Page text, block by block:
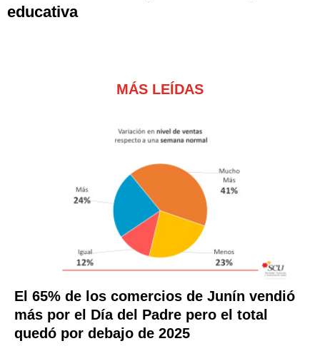
educativa
MÁS LEÍDAS
El 65% de los comercios de Junín vendió
más por el Día del Padre pero el total
quedó por debajo de 2025